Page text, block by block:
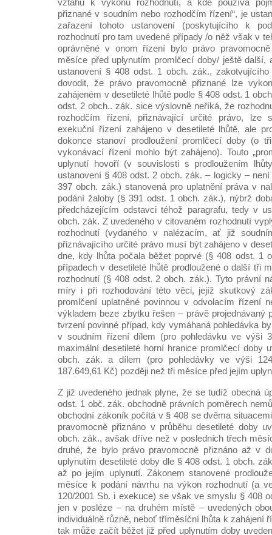
vztahu k výkonu rozhodnutí, a kde používá
přiznané v soudním nebo rozhodčím řízení“, je
zařazení tohoto ustanovení (poskytujícího k
rozhodnutí pro tam uvedené případy /o něž však v
oprávněné v onom řízení bylo právo
měsíce před uplynutím promlčecí doby/ ještě další,
ustanovení § 408 odst. 1 obch. zák., zakotvujícího
dovodit, že právo pravomocně přiznané lze
zahájeném v desetileté lhůtě podle § 408 odst. 1
odst. 2 obch.. zák. sice výslovně neříká, že
rozhodčím řízení, přiznávající určité právo, lze
exekuční řízení zahájeno v desetileté lhůtě, ale
dokonce stanoví prodloužení promlčecí doby (o
vykonávací řízení mohlo být zahájeno). Touto
uplynutí hovoří (v souvislosti s prodloužením
ustanovení § 408 odst. 2 obch. zák. – logicky –
397 obch. zák.) stanovená pro uplatnění práva v
podání žaloby (§ 391 odst. 1 obch. zák.), nýbrž
předcházejícím odstavci téhož paragrafu, tedy v
obch. zák. Z uvedeného v citovaném rozhodnutí
rozhodnutí (vydaného v nalézacím, ať již
přiznávajícího určité právo musí být zahájeno v
dne, kdy lhůta počala běžet poprvé (§ 408 odst. 1
případech v desetileté lhůtě prodloužené o další tři
rozhodnutí (§ 408 odst. 2 obch. zák.). Tyto právní
míry i při rozhodování této věci, jejíž skutkový
promlčení uplatněné povinnou v odvolacím řízení
výkladem beze zbytku řešen – právě projednávaný
tvrzení povinné případ, kdy vymáhaná pohledávka
v soudním řízení dílem (pro pohledávku ve výši
maximální desetileté horní hranice promlčecí doby
obch. zák. a dílem (pro pohledávky ve výši
187.649,61 Kč) později než tři měsíce před jejím
Z již uvedeného jednak plyne, že se tudíž obecná
odst. 1 obč. zák. obchodně právních poměrech
obchodní zákoník počítá v § 408 se dvěma
pravomocně přiznáno v průběhu desetileté doby
obch. zák., avšak dříve než v posledních třech
druhé, že bylo právo pravomocně přiznáno až v
uplynutím desetileté doby dle § 408 odst. 1 obch.
až po jejím uplynutí. Zákonem stanovené
měsíce k podání návrhu na výkon rozhodnutí (a
120/2001 Sb. i exekuce) se však ve smyslu § 408
jen v posléze – na druhém místě – uvedených
individuálně různě, neboť tříměsíční lhůta k zahájení
tak může začít běžet již před uplynutím doby